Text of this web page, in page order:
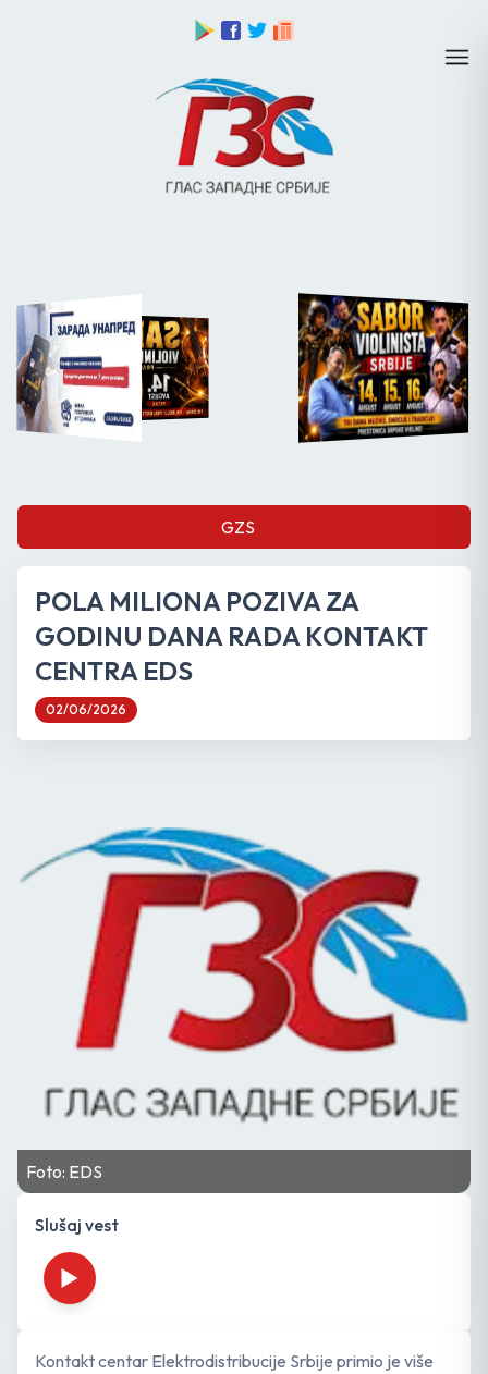
GZS
POLA MILIONA POZIVA ZA
GODINU DANA RADA KONTAKT
CENTRA EDS
02/06/2026
Foto: EDS
Slušaj vest
Kontakt centar Elektrodistribucije Srbije primio je više